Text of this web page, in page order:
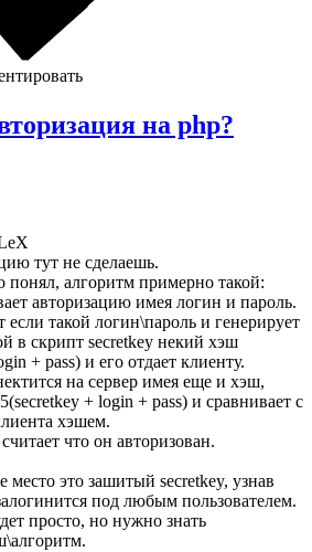
на php?
тут не сделаешь.
понял, алгоритм примерно такой:
авторизацию имея логин и пароль.
если такой логин\пароль и генерирует
в скрипт secretkey некий хэш
+ pass) и его отдает клиенту.
на сервер имея еще и хэш,
+ login + pass) и сравнивает с
хэшем.
что он авторизован.
место это зашитый secretkey, узнав
под любым пользователем.
просто, но нужно знать